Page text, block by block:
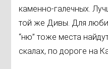
каменно-галечных.
той же Дивы. Для
“ню” тоже места
скалах, по дороге на